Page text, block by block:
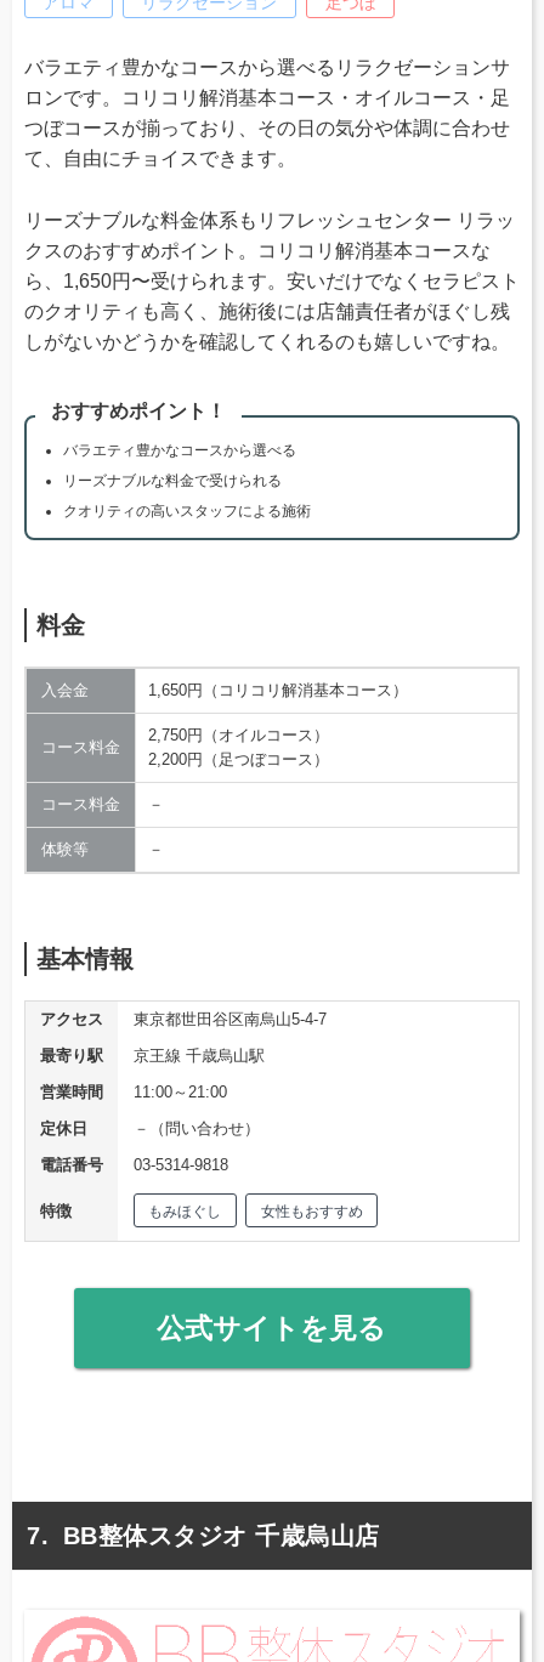
バラエティ豊かなコースから選べるリラクゼーションサ
ロンです。コリコリ解消基本コース・オイルコース・足
つぼコースが揃っており、その日の気分や体調に合わせ
て、自由にチョイスできます。
リーズナブルな料金体系もリフレッシュセンター リラッ
クスのおすすめポイント。コリコリ解消基本コースな
ら、1,650円〜受けられます。安いだけでなくセラピスト
のクオリティも高く、施術後には店舗責任者がほぐし残
しがないかどうかを確認してくれるのも嬉しいですね。
おすすめポイント！
バラエティ豊かなコースから選べる
リーズナブルな料金で受けられる
クオリティの高いスタッフによる施術
料金
入会金 1,650円（コリコリ解消基本コース）
コース料金
2,750円（オイルコース）
2,200円（足つぼコース）
コース料金 －
体験等 －
基本情報
アクセス
東京都世田谷区南烏山5-4-7
最寄り駅
京王線 千歳烏山駅
営業時間
11:00～21:00
定休日
－（問い合わせ）
電話番号
03-5314-9818
特徴 もみほぐし 女性もおすすめ
公式サイトを見る
BB整体スタジオ 千歳烏山店